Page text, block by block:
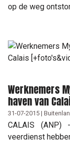
op de weg
Werknemers
haven van
31-07-2015 |
CALAIS (ANP)
veerdienst